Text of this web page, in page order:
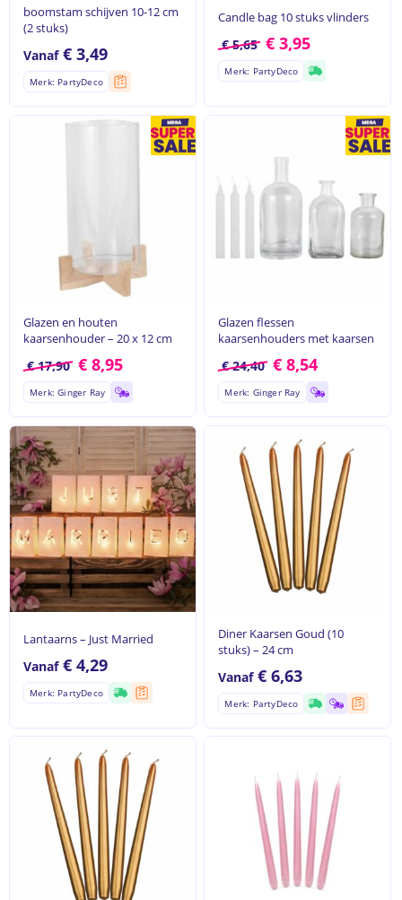
boomstam schijven 10-12 cm
(2 stuks)
Vanaf€ 3,49
Merk: PartyDeco
Candle bag 10 stuks vlinders
€5,65 €3,95
Merk: PartyDeco
Glazen en houten
kaarsenhouder – 20 x 12 cm
€17,90 € 8,95
Merk: Ginger Ray
Glazen flessen
kaarsenhouders met kaarsen
€24,40 €8,54
Merk: Ginger Ray
Lantaarns – Just Married
Vanaf€ 4,29
Merk: PartyDeco
Diner Kaarsen Goud (10
stuks) – 24 cm
Vanaf€6,63
Merk: PartyDeco